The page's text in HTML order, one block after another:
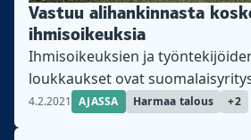
Vastuu alihankinnasta
ihmisoikeuksia
Ihmisoikeuksien ja
loukkaukset ovat
kun ne valvovat
4.2.2021 AJASSA Harmaa talous +2